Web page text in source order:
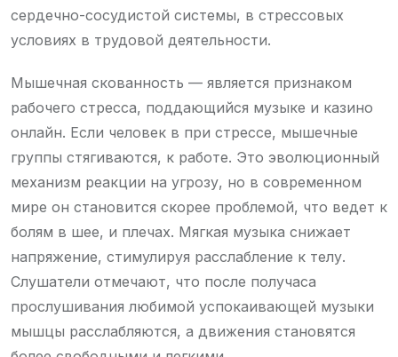
сердечно-сосудистой системы, в стрессовых
условиях в трудовой деятельности.
Мышечная скованность — является признаком
рабочего стресса, поддающийся музыке и казино
онлайн. Если человек в при стрессе, мышечные
группы стягиваются, к работе. Это эволюционный
механизм реакции на угрозу, но в современном
мире он становится скорее проблемой, что ведет к
болям в шее, и плечах. Мягкая музыка снижает
напряжение, стимулируя расслабление к телу.
Слушатели отмечают, что после получаса
прослушивания любимой успокаивающей музыки
мышцы расслабляются, а движения становятся